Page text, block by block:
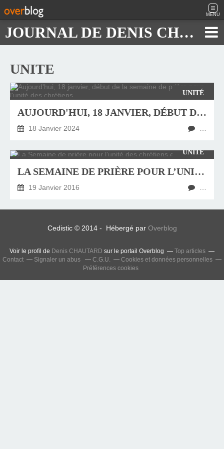
MENU
JOURNAL DE DENIS CHAUTARD
UNITE
UNITÉ
AUJOURD'HUI, 18 JANVIER, DÉBUT DE LA SEMAINE DE PRIÈRE POUR L'UNITÉ DES CHRÉTIENS
18 Janvier 2024
UNITÉ
LA SEMAINE DE PRIÈRE POUR L’UNITÉ DES CHRÉTIENS EST LANCÉE !
19 Janvier 2016
Cedistic © 2014 - Hébergé par Overblog
Voir le profil de Denis CHAUTARD sur le portail Overblog
Top articles
Contact
Signaler un abus C.G.U.
Cookies et données personnelles
Préférences cookies